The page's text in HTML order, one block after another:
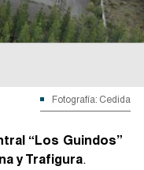
Fotografía: Cedida
“Los Guindos”
y Trafigura.